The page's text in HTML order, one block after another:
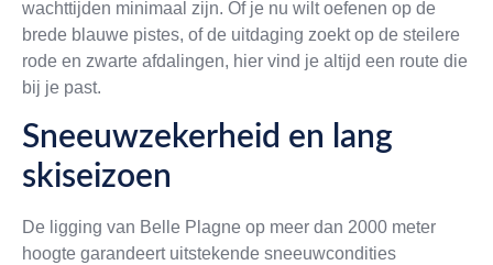
wachttijden minimaal zijn. Of je nu wilt oefenen op de
brede blauwe pistes, of de uitdaging zoekt op de steilere
rode en zwarte afdalingen, hier vind je altijd een route die
bij je past.
Sneeuwzekerheid en lang
skiseizoen
De ligging van Belle Plagne op meer dan 2000 meter
hoogte garandeert uitstekende sneeuwcondities